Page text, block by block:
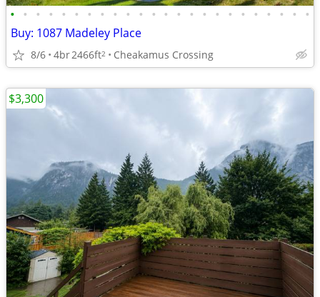
• • • • • • • • • • • • • • • • • • • • • • • •
Buy: 1087 Madeley Place
8/6 4br2466ft2 Cheakamus Crossing
$3,300